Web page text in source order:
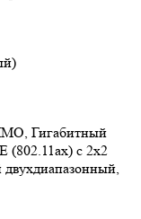
Гигабитный
(802.11ax) с 2x2